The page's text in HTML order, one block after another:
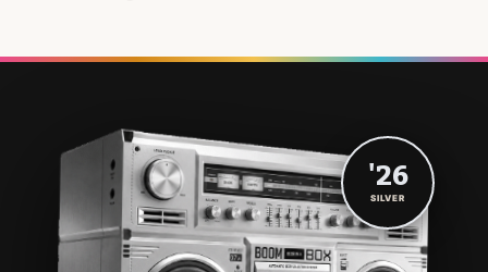
'26
SILVER